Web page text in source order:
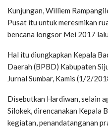
Kunjungan, Williem
Pusat itu untuk meresmikan
bencana longsor Mei 2017
Hal itu diungkapkan Kepala
Daerah (BPBD) Kabupaten
Jurnal Sumbar, Kamis (1/2/
Disebutkan Hardiwan, selain
Silokek, direncanakan Kepala
kegiatan, penandatanganan